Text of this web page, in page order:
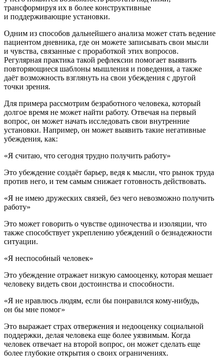
трансформируя их в более конструктивные
и поддерживающие установки.
Одним из способов дальнейшего анализа может стать ведение
пациентом дневника, где он можете записывать свои мысли
и чувства, связанные с проработкой этих вопросов.
Регулярная практика такой рефлексии помогает выявить
повторяющиеся шаблоны мышления и поведения, а также
даёт возможность взглянуть на свои убеждения с другой
точки зрения.
Для примера рассмотрим безработного человека, который
долгое время не может найти работу. Отвечая на первый
вопрос, он может начать исследовать свои внутренние
установки. Например, он может выявить такие негативные
убеждения, как:
«Я считаю, что сегодня трудно получить работу»
Это убеждение создаёт барьер, ведя к мысли, что рынок труда
против него, и тем самым снижает готовность действовать.
«Я не имею дружеских связей, без чего невозможно получить
работу»
Это может говорить о чувстве одиночества и изоляции, что
также способствует укреплению убеждений о безнадежности
ситуации.
«Я неспособный человек»
Это убеждение отражает низкую самооценку, которая мешает
человеку видеть свои достоинства и способности.
«Я не нравлюсь людям, если бы понравился кому-нибудь,
он бы мне помог»
Это выражает страх отвержения и недооценку социальной
поддержки, делая человека еще более уязвимым. Когда
человек отвечает на второй вопрос, он может сделать еще
более глубокие открытия о своих ограничениях.